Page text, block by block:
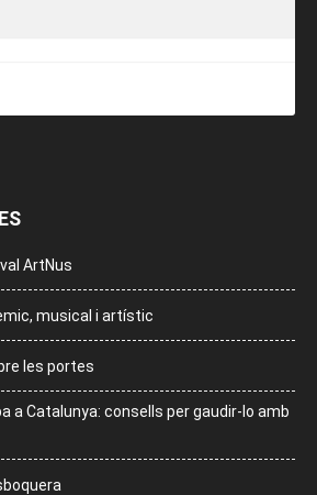
ArtNus
musical i artístic
les portes
a Catalunya: consells per gaudir-lo amb